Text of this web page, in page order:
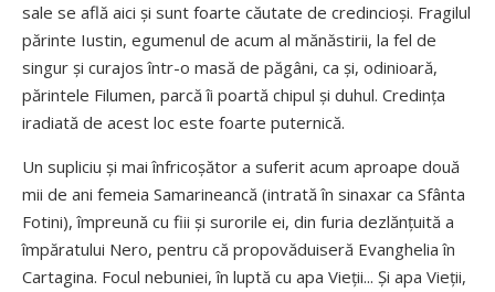
sale se află aici și sunt foarte căutate de credincioși. Fragilul
părinte Iustin, egumenul de acum al mănăstirii, la fel de
singur și curajos într-o masă de păgâni, ca și, odinioară,
părintele Filumen, parcă îi poartă chipul și duhul. Credința
iradiată de acest loc este foarte puternică.
Un supliciu și mai înfrico­șător a suferit acum aproape două
mii de ani femeia Samarineancă (intrată în sinaxar ca Sfânta
Fotini), împreună cu fiii și surorile ei, din furia dezlăn­țuită a
împăratului Nero, pentru că propovăduiseră Evanghelia în
Cartagina. Focul nebuniei, în luptă cu apa Vieții... Și apa Vieții,